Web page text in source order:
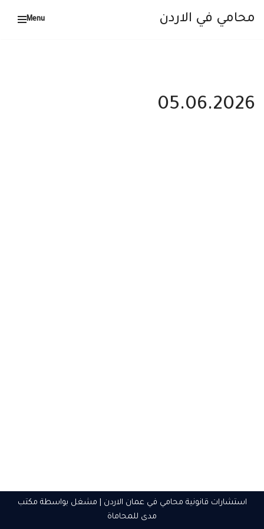
محامي في الاردن Menu
05.06.2026
استشارات قانونية محامي في عمان الاردن | مشغل بواسطة مكتب
مدى للمحاماة